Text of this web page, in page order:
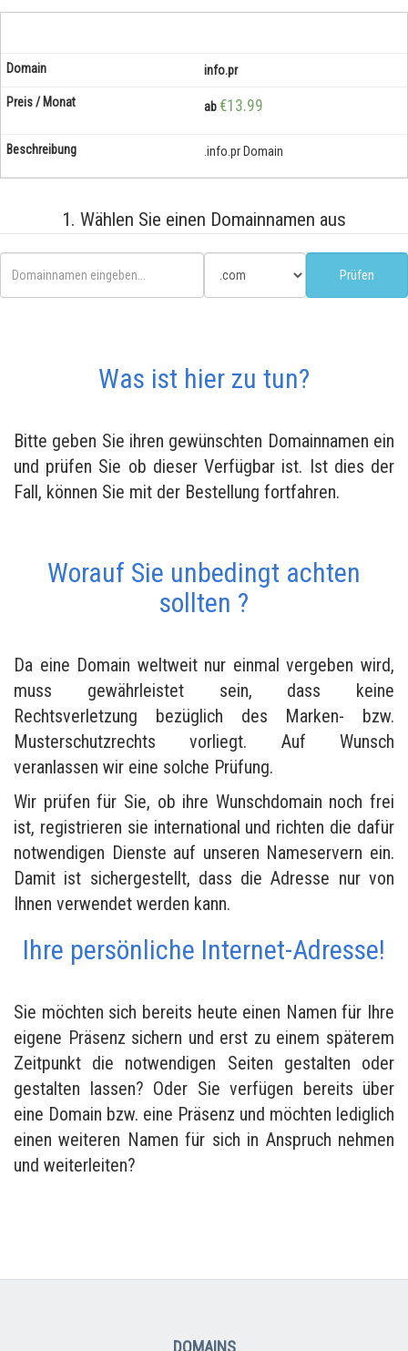
info.pr
ab€13.99
.info.pr Domain
1. Wählen Sie einen Domainnamen aus
Was ist hier zu tun?
Bitte geben Sie ihren gewünschten Domainnamen ein
und prüfen Sie ob dieser Verfügbar ist. Ist dies der
Fall, können Sie mit der Bestellung fortfahren.
Worauf Sie unbedingt achten
sollten ?
Da eine Domain weltweit nur einmal vergeben wird,
muss gewährleistet sein, dass keine
Rechtsverletzung bezüglich des Marken- bzw.
Musterschutzrechts vorliegt. Auf Wunsch
veranlassen wir eine solche Prüfung.
Wir prüfen für Sie, ob ihre Wunschdomain noch frei
ist, registrieren sie international und richten die dafür
notwendigen Dienste auf unseren Nameservern ein.
Damit ist sichergestellt, dass die Adresse nur von
Ihnen verwendet werden kann.
Ihre persönliche Internet-Adresse!
Sie möchten sich bereits heute einen Namen für Ihre
eigene Präsenz sichern und erst zu einem späterem
Zeitpunkt die notwendigen Seiten gestalten oder
gestalten lassen? Oder Sie verfügen bereits über
eine Domain bzw. eine Präsenz und möchten lediglich
einen weiteren Namen für sich in Anspruch nehmen
und weiterleiten?
DOMAINS